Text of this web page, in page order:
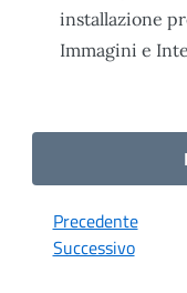
installazione
Immagini e
Precedente
Successivo